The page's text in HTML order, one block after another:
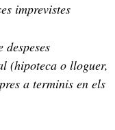
imprevistes
(hipoteca o lloguer,
a terminis en els